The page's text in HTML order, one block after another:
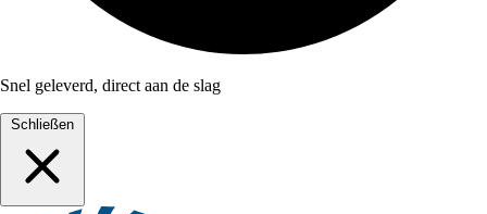
Snel geleverd, direct aan de slag
Schließen